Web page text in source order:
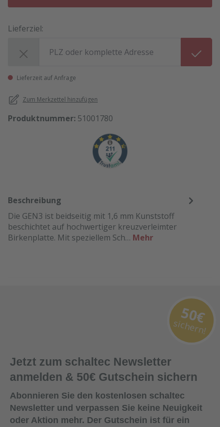
Lieferziel:
Lieferzeit auf Anfrage
Zum Merkzettel hinzufügen
Produktnummer: 51001780
Beschreibung
Die GEN3 ist beidseitig mit 1,6 mm Kunststoff
beschichtet auf hochwertiger kreuzverleimter
Birkenplatte. Mit speziellem Sch… Mehr
Jetzt zum schaltec Newsletter
anmelden & 50€ Gutschein sichern
Abonnieren Sie den kostenlosen schaltec
Newsletter und verpassen Sie keine Neuigkeit
oder Aktion mehr. Der Gutschein ist für ein
50€
sichern!